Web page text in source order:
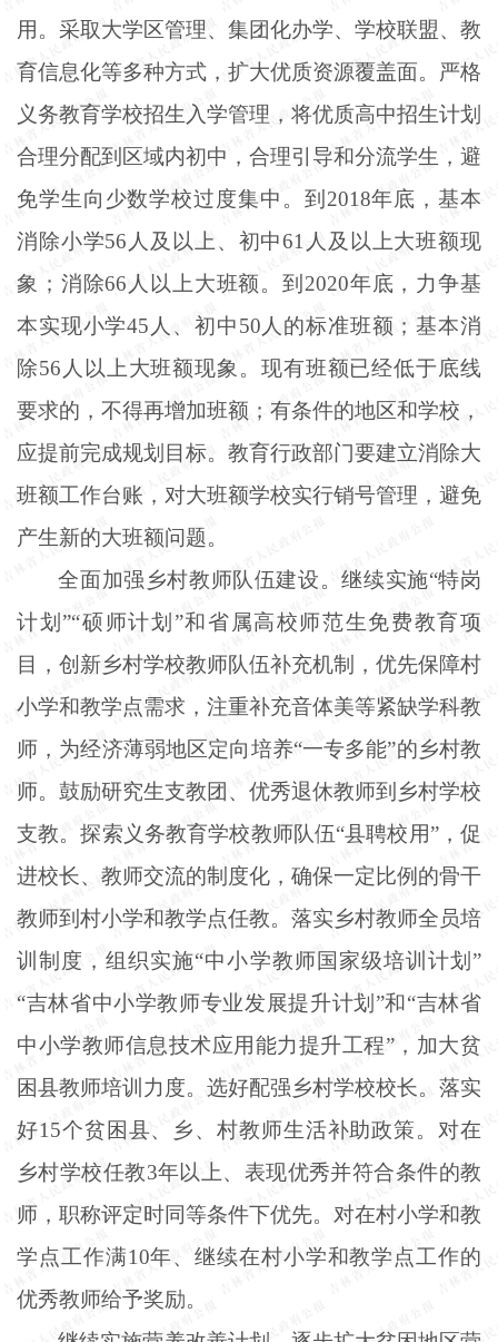
用。采取大学区管理、集团化办学、学校联盟、教
育信息化等多种方式，扩大优质资源覆盖面。严格
义务教育学校招生入学管理，将优质高中招生计划
合理分配到区域内初中，合理引导和分流学生，避
免学生向少数学校过度集中。到 2018年底，基本
消除小学56人及以上、初中61人及以上大班额现
象；消除66人以上大班额。到2020年底，力争基
本实现小学45人、初中50人的标准班额；基本消
除56人以上大班额现象。现有班额已经低于底线
要求的，不得再增加班额；有条件的地区和学校，
应提前完成规划目标。教育行政部门要建立消除大
班额工作台账，对大班额学校实行销号管理，避免
产生新的大班额问题。
全面加强乡村教师队伍建设。继续实施“特岗
计划”“硕师计划”和省属高校师范生免费教育项
目，创新乡村学校教师队伍补充机制，优先保障村
小学和教学点需求，注重补充音体美等紧缺学科教
师，为经济薄弱地区定向培养“一专多能”的乡村教
师。鼓励研究生支教团、优秀退休教师到乡村学校
支教。探索义务教育学校教师队伍“县聘校用”，促
进校长、教师交流的制度化，确保一定比例的骨干
教师到村小学和教学点任教。落实乡村教师全员培
训制度，组织实施“中小学教师国家级培训计划”
“吉林省中小学教师专业发展提升计划”和“吉林省
中小学教师信息技术应用能力提升工程”，加大贫
困县教师培训力度。选好配强乡村学校校长。落实
好15个贫困县、乡、村教师生活补助政策。对在
乡村学校任教3年以上、表现优秀并符合条件的教
师，职称评定时同等条件下优先。对在村小学和教
学点工作满10年、继续在村小学和教学点工作的
优秀教师给予奖励。